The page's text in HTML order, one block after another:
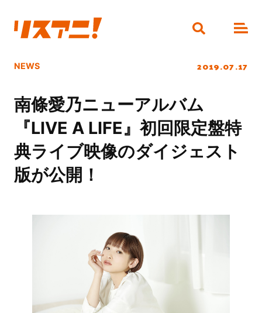
NEWS 2019.07.17
南條愛乃ニューアルバム
『LIVE A LIFE』初回限定盤特
典ライブ映像のダイジェスト
版が公開！